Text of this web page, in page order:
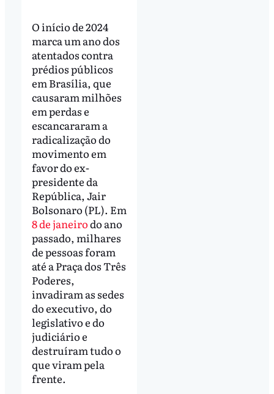
O início de 2024
marca um ano dos
atentados contra
prédios públicos
em Brasília, que
causaram milhões
em perdas e
escancararam a
radicalização do
movimento em
favor do ex-
presidente da
República, Jair
Bolsonaro (PL). Em
8 de janeirodo ano
passado, milhares
de pessoas foram
até a Praça dos Três
Poderes,
invadiram as sedes
do executivo, do
legislativo e do
judiciário e
destruíram tudo o
que viram pela
frente.